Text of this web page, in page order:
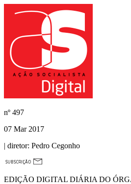
nº 497
07 Mar 2017
| diretor: Pedro Cegonho
EDIÇÃO DIGITAL DIÁRIA DO